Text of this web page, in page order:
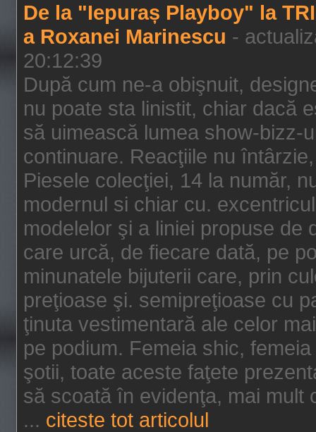
De la "Iepuraș Playboy" la
a Roxanei Marinescu -
20:12:39
După cum ne-a obişnuit,
nu poate sta linistit, chiar dacă
să uimească lumea show-bizz-
continuare. Reacţiile nu
Piesele colecţiei, 14 la număr,
modernul si chiar cu.
modelelor şi a liniei propuse de
care urcă, de fiecare dată, pe
minunatele bijuterii care, prin
preţioase şi. semipreţioase cu
ţinuta vestimentară ale celor
pe podium. Femeia shic,
şotii, toate aceste faţete
să scoată în evidenţa, mai mult
... citeste tot articolul